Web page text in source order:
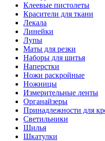
Клеевые пистолеты
Красители для ткани
Лекала
Линейки
Лупы
Маты для резки
Наборы для шитья
Наперстки
Ножи раскройные
Ножницы
Измерительные ленты
Органайзеры
Принадлежности для
Светильники
Шилья
Шкатулки